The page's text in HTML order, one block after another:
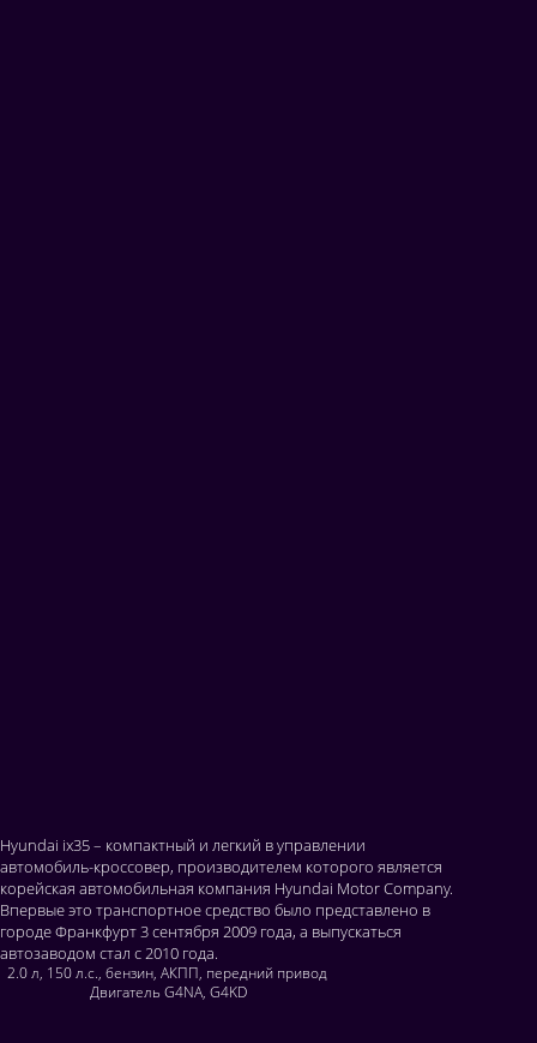
Hyundai ix35 – компактный и легкий в управлении
автомобиль-кроссовер, производителем которого является
корейская автомобильная компания Hyundai Motor Company.
Впервые это транспортное средство было представлено в
городе Франкфурт 3 сентября 2009 года, а выпускаться
автозаводом стал с 2010 года.
2.0 л, 150 л.с., бензин, АКПП, передний привод
Двигатель G4NA, G4KD